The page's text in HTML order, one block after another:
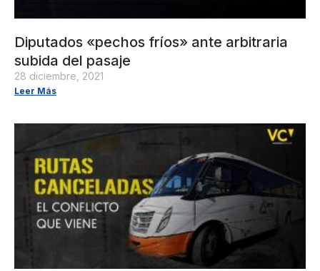
Diputados «pechos fríos» ante arbitraria
subida del pasaje
28 diciembre, 2021
Leer Más